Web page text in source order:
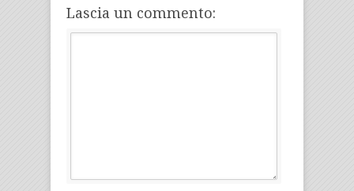
Lascia un commento: